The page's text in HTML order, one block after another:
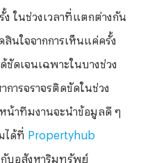
ในช่วงเวลาที่แตกต่างกัน
นใจจากการเห็นแค่ครั้ง
ชัดเจนเฉพาะในบางช่วง
ารจราจรติดขัดในช่วง
หน้าทีมงานจะนำข้อมูลดี ๆ
ได้ที่ Propertyhub
กับอสังหาริมทรัพย์